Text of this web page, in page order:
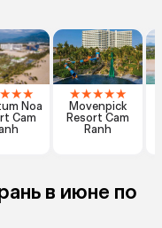
★★★
Noa
Cam
★★★★★
Movenpick
Resort Cam
Ranh
в июне по